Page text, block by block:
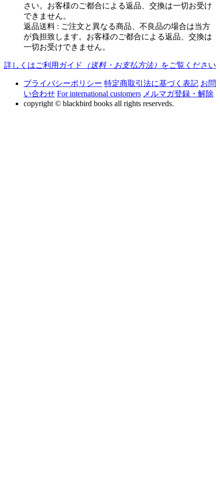
さい。お客様のご都合による返品、交換は一切お受け
できません。
返品送料 : ご注文と異なる商品、不良品の場合は当方
が負担致します。お客様のご都合による返品、交換は
一切お受けできません。
詳しくはご利用ガイド （送料・お支払方法） をご覧ください
プライバシーポリシー 特定商取引法に基づく表記 お問
い合わせ For international customers メルマガ登録・解除
copyright © blackbird books all rights reserveds.